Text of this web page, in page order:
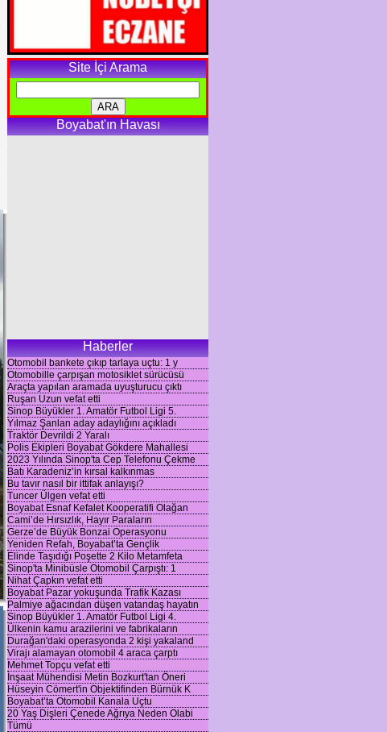
Site İçi Arama
Boyabat'ın Havası
Haberler
Otomobil bankete çıkıp tarlaya uçtu: 1 y
Otomobille çarpışan motosiklet sürücüsü
Araçta yapılan aramada uyuşturucu çıktı
Ruşan Uzun vefat etti
Sinop Büyükler 1. Amatör Futbol Ligi 5.
Yılmaz Şanlan aday adaylığını açıkladı
Traktör Devrildi 2 Yaralı
Polis Ekipleri Boyabat Gökdere Mahallesi
2023 Yılında Sinop'ta Cep Telefonu Çekme
Batı Karadeniz’in kırsal kalkınmas
Bu tavır nasıl bir ittifak anlayışı?
Tuncer Ülgen vefat etti
Boyabat Esnaf Kefalet Kooperatifi Olağan
Cami’de Hırsızlık, Hayır Paraların
Gerze’de Büyük Bonzai Operasyonu
Yeniden Refah, Boyabat’ta Gençlik
Elinde Taşıdığı Poşette 2 Kilo Metamfeta
Sinop'ta Minibüsle Otomobil Çarpıştı: 1
Nihat Çapkın vefat etti
Boyabat Pazar yokuşunda Trafik Kazası
Palmiye ağacından düşen vatandaş hayatın
Sinop Büyükler 1. Amatör Futbol Ligi 4.
Ülkenin kamu arazilerini ve fabrikaların
Durağan'daki operasyonda 2 kişi yakaland
Virajı alamayan otomobil 4 araca çarptı
Mehmet Topçu vefat etti
İnşaat Mühendisi Metin Bozkurt'tan Öneri
Hüseyin Cömert'in Objektifinden Bürnük K
Boyabat’ta Otomobil Kanala Uçtu
20 Yaş Dişleri Çenede Ağrıya Neden Olabi
Tümü